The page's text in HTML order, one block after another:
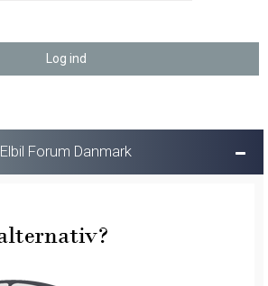
Elbil Forum Danmark